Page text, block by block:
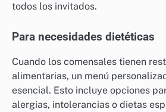
todos los invitados.
Para necesidades dietéticas
Cuando los comensales tienen
alimentarias, un menú
esencial. Esto incluye opciones
alergias, intolerancias o dietas